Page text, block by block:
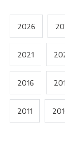
2026
2021
2016
2011